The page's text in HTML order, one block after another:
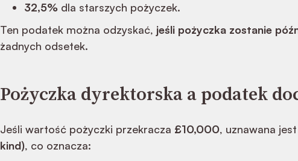
32,5% dla starszych pożyczek.
Ten podatek można odzyskać, jeśli pożyczka zostanie
żadnych odsetek.
Pożyczka dyrektorska a podatek
Jeśli wartość pożyczki przekracza £10,000, uznawana
kind), co oznacza: